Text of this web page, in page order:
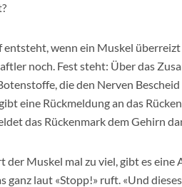
entsteht, wenn ein Muskel
noch. Fest steht: Über das
die den Nerven
eine Rückmeldung an das
das Rückenmark dem Gehirn
der Muskel mal zu viel, gibt es
ganz laut «Stopp!» ruft. «Und